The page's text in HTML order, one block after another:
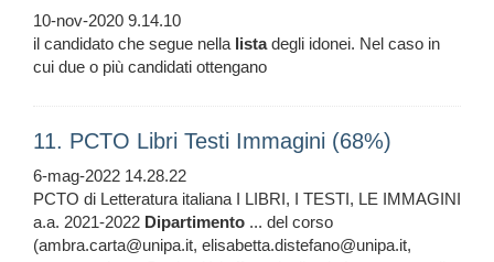
10-nov-2020 9.14.10
il candidato che segue nella listadegli idonei. Nel caso in
cui due o più candidati ottengano
11. PCTO Libri Testi Immagini (68%)
6-mag-2022 14.28.22
PCTO di Letteratura italiana I LIBRI, I TESTI, LE IMMAGINI
a.a. 2021-2022 Dipartimento ... del corso
(ambra.carta@unipa.it, elisabetta.distefano@unipa.it,